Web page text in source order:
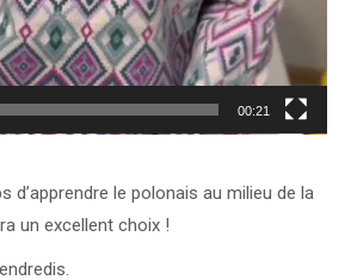
00:21
d’apprendre le polonais au milieu de la
un excellent choix !